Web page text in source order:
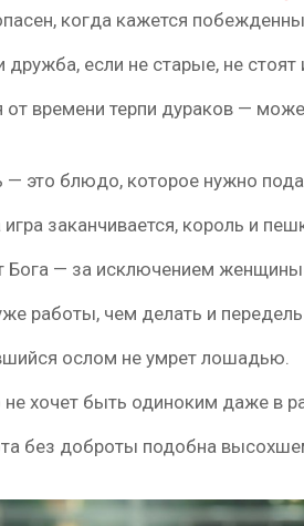
когда кажется
дружба, если не старые, не стоят
от времени терпи дураков —
— это блюдо, которое нужно
игра заканчивается, король и
Бога — за исключением
работы, чем делать и
ослом не умрет лошадью.
не хочет быть одиноким даже в
без доброты подобна